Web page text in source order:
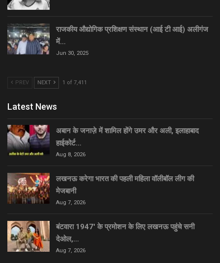
राजकीय औद्योगिक प्रशिक्षण संस्थान (आई टी आई) अलीगंज
में…
Jun 30, 2025
PREV NEXT 1 of 7,411
Latest News
अबान के जनाज़े में शामिल होंगे उमर और अली, इलाहाबाद
हाईकोर्ट…
Aug 8, 2026
लखनऊ करेगा भारत की पहली महिला वॉलीबॉल लीग की
मेजबानी
Aug 7, 2026
बंटवारा 1947′ के प्रमोशन के लिए लखनऊ पहुंचे सनी
देओल,…
Aug 7, 2026